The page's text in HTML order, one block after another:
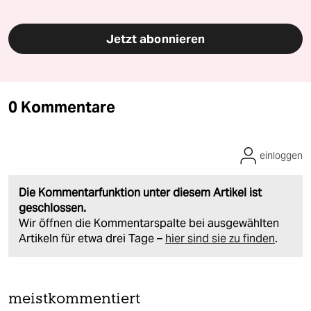
Jetzt abonnieren
0 Kommentare
Die Kommentarfunktion unter diesem Artikel ist
geschlossen.
Wir öffnen die Kommentarspalte bei ausgewählten
Artikeln für etwa drei Tage – hier sind sie zu finden.
einloggen
meistkommentiert